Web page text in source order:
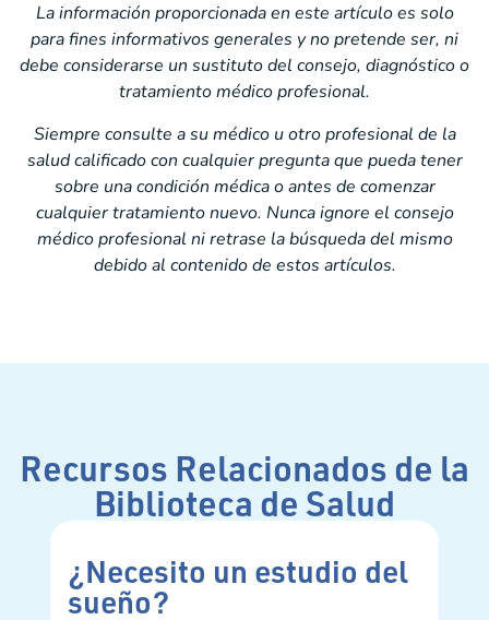
La información proporcionada en este artículo es solo
para fines informativos generales y no pretende ser, ni
debe considerarse un sustituto del consejo, diagnóstico o
tratamiento médico profesional.
Siempre consulte a su médico u otro profesional de la
salud calificado con cualquier pregunta que pueda tener
sobre una condición médica o antes de comenzar
cualquier tratamiento nuevo. Nunca ignore el consejo
médico profesional ni retrase la búsqueda del mismo
debido al contenido de estos artículos.
Recursos Relacionados de la
Biblioteca de Salud
¿Necesito un estudio del
sueño?